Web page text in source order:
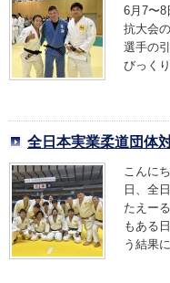
6月7〜8
抗大会
選手の
びっく
全日本実業柔道団体
こんに
日、全
たえー
もある
う結果